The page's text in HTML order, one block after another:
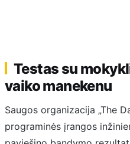
Testas su
vaiko manekenu
Saugos organizacija „The
programinės įrangos